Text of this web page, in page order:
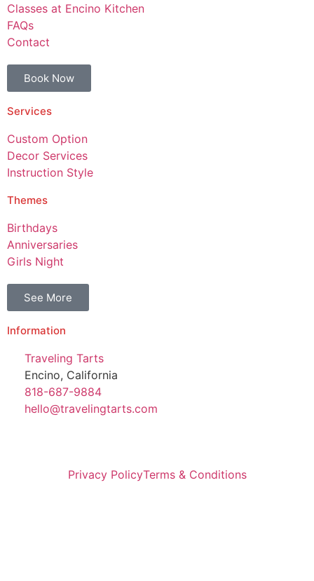
Classes at Encino Kitchen
FAQs
Contact
Book Now
Services
Custom Option
Decor Services
Instruction Style
Themes
Birthdays
Anniversaries
Girls Night
See More
Information
Traveling Tarts
Encino, California
818-687-9884
hello@travelingtarts.com
Privacy PolicyTerms & Conditions